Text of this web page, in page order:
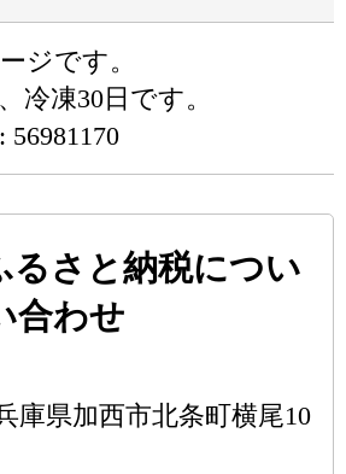
ジです。
冷凍30日です。
さと納税につい
合わせ
庫県加西市北条町横尾10